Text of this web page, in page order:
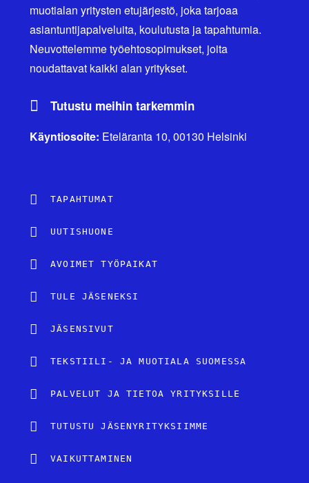
muotialan yritysten etujärjestö, joka tarjoaa
asiantuntijapalveluita, koulutusta ja tapahtumia.
Neuvottelemme työehtosopimukset, joita
noudattavat kaikki alan yritykset.
Tutustu meihin tarkemmin
Käyntiosoite: Eteläranta 10, 00130 Helsinki
TAPAHTUMAT
UUTISHUONE
AVOIMET TYÖPAIKAT
TULE JÄSENEKSI
JÄSENSIVUT
TEKSTIILI- JA MUOTIALA SUOMESSA
PALVELUT JA TIETOA YRITYKSILLE
TUTUSTU JÄSENYRITYKSIIMME
VAIKUTTAMINEN